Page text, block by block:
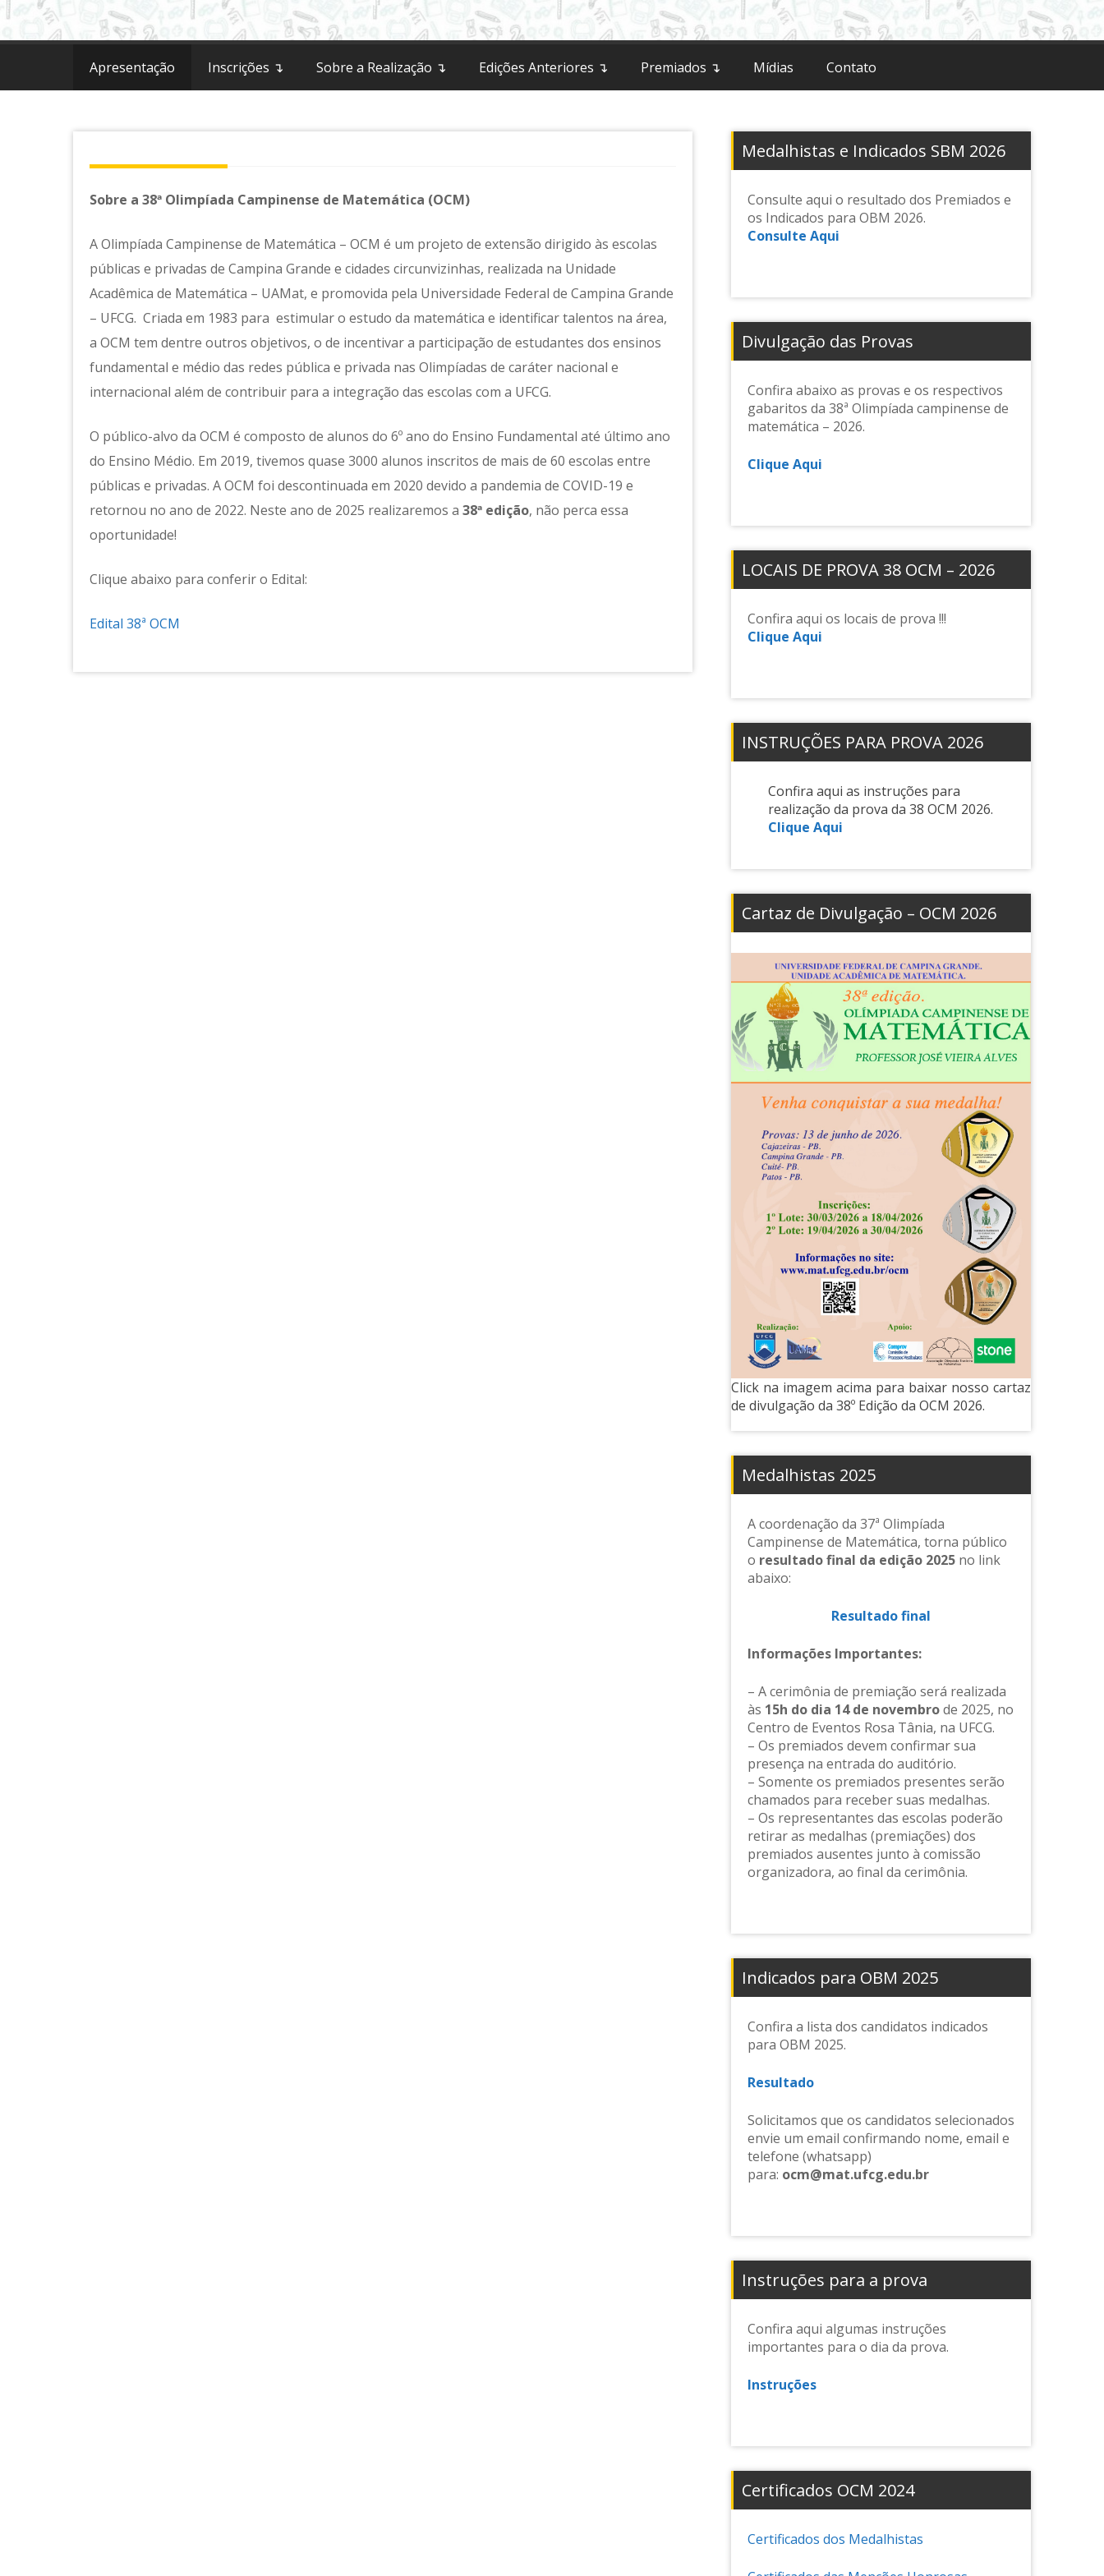
Matemática
Apresentação Inscrições ↴ Sobre a Realização ↴ Edições Anteriores ↴ Premiados ↴ Mídias Contato
Sobre a 38ª Olimpíada Campinense de Matemática (OCM)
A Olimpíada Campinense de Matemática – OCM é um projeto de extensão dirigido às escolas
públicas e privadas de Campina Grande e cidades circunvizinhas, realizada na Unidade
Acadêmica de Matemática – UAMat, e promovida pela Universidade Federal de Campina Grande
– UFCG. Criada em 1983 para estimular o estudo da matemática e identificar talentos na área,
a OCM tem dentre outros objetivos, o de incentivar a participação de estudantes dos ensinos
fundamental e médio das redes pública e privada nas Olimpíadas de caráter nacional e
internacional além de contribuir para a integração das escolas com a UFCG.
O público-alvo da OCM é composto de alunos do 6º ano do Ensino Fundamental até último ano
do Ensino Médio. Em 2019, tivemos quase 3000 alunos inscritos de mais de 60 escolas entre
públicas e privadas. A OCM foi descontinuada em 2020 devido a pandemia de COVID-19 e
retornou no ano de 2022. Neste ano de 2025 realizaremos a 38ª edição, não perca essa
oportunidade!
Clique abaixo para conferir o Edital:
Edital 38ª OCM
Medalhistas e Indicados SBM 2026
Consulte aqui o resultado dos Premiados e
os Indicados para OBM 2026.
Consulte Aqui
Divulgação das Provas
Confira abaixo as provas e os respectivos
gabaritos da 38ª Olimpíada campinense de
matemática – 2026.
Clique Aqui
LOCAIS DE PROVA 38 OCM – 2026
Confira aqui os locais de prova !!!
Clique Aqui
INSTRUÇÕES PARA PROVA 2026
Confira aqui as instruções para
realização da prova da 38 OCM 2026.
Clique Aqui
Cartaz de Divulgação – OCM 2026
Click na imagem acima para baixar nosso cartaz
de divulgação da 38º Edição da OCM 2026.
Medalhistas 2025
A coordenação da 37ª Olimpíada
Campinense de Matemática, torna público
o resultado final da edição 2025no link
abaixo:
Resultado final
Informações Importantes:
– A cerimônia de premiação será realizada
às 15h do dia 14 de novembrode 2025, no
Centro de Eventos Rosa Tânia, na UFCG.
– Os premiados devem confirmar sua
presença na entrada do auditório.
– Somente os premiados presentes serão
chamados para receber suas medalhas.
– Os representantes das escolas poderão
retirar as medalhas (premiações) dos
premiados ausentes junto à comissão
organizadora, ao final da cerimônia.
Indicados para OBM 2025
Confira a lista dos candidatos indicados
para OBM 2025.
Resultado
Solicitamos que os candidatos selecionados
envie um email confirmando nome, email e
telefone (whatsapp)
para: ocm@mat.ufcg.edu.br
Instruções para a prova
Confira aqui algumas instruções
importantes para o dia da prova.
Instruções
Certificados OCM 2024
Certificados dos Medalhistas